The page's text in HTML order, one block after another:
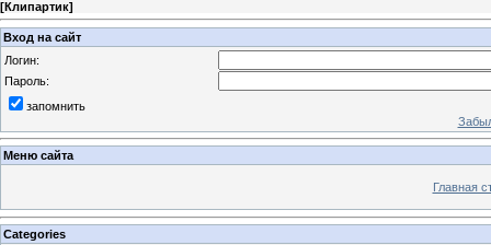
[Клипартик]
Вход на сайт
Логин:
Пароль:
запомнить
Меню сайта
Главная
Categories